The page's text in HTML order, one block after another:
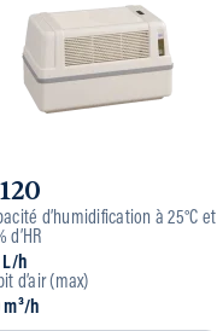
d’humidification à 25°C et
d’HR
L/h
d’air (max)
m³/h